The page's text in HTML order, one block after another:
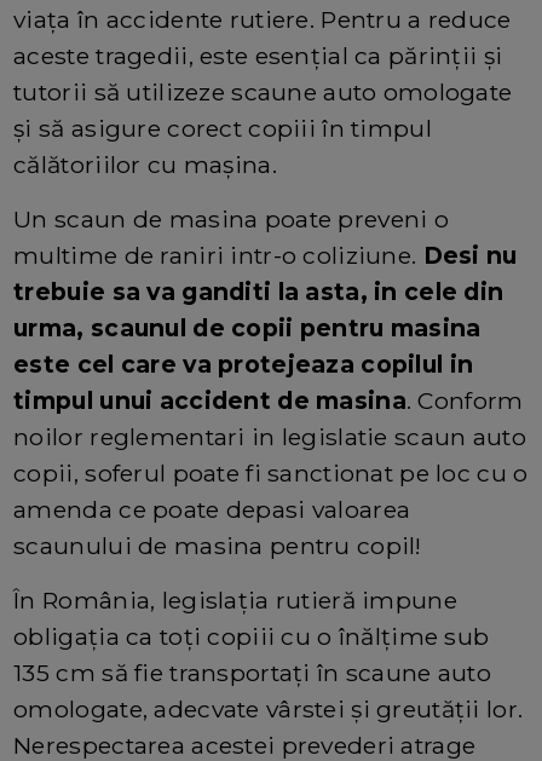
viața în accidente rutiere. Pentru a reduce
aceste tragedii, este esențial ca părinții și
tutorii să utilizeze scaune auto omologate
și să asigure corect copiii în timpul
călătoriilor cu mașina.
Un scaun de masina poate preveni o
multime de raniri intr-o coliziune. Desi nu
trebuie sa va ganditi la asta, in cele din
urma, scaunul de copii pentru masina
este cel care va protejeaza copilul in
timpul unui accident de masina. Conform
noilor reglementari in legislatie scaun auto
copii, soferul poate fi sanctionat pe loc cu o
amenda ce poate depasi valoarea
scaunului de masina pentru copil!
În România, legislația rutieră impune
obligația ca toți copiii cu o înălțime sub
135 cm să fie transportați în scaune auto
omologate, adecvate vârstei și greutății lor.
Nerespectarea acestei prevederi atrage